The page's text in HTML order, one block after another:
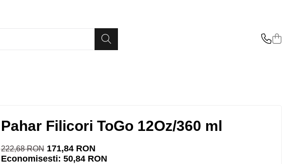
Pahar Filicori ToGo 12Oz/360 ml
222,68 RON 171,84 RON
Economisesti: 50,84 RON